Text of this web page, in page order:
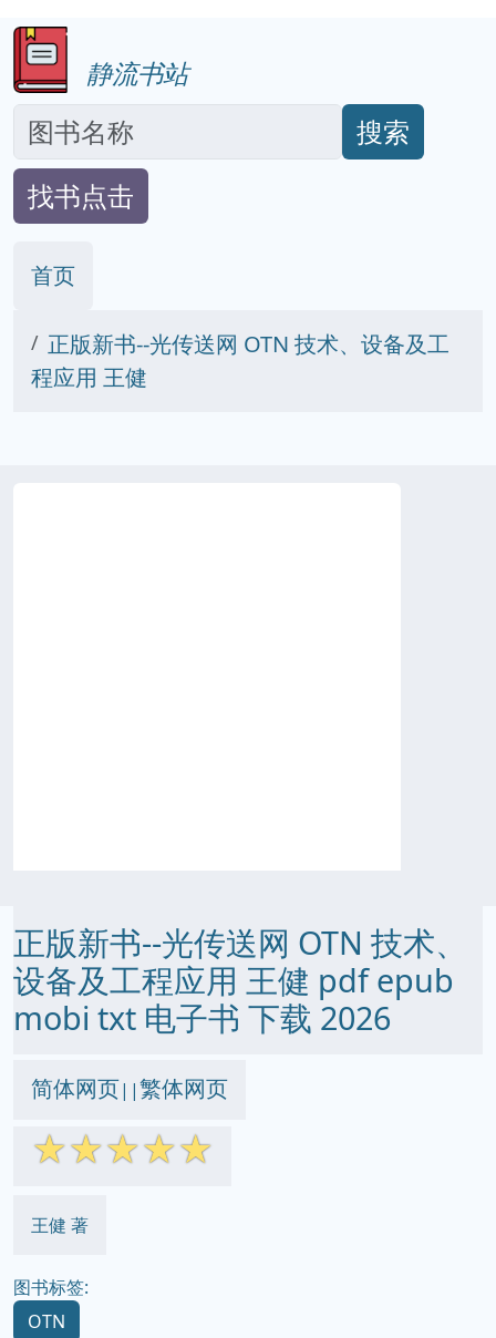
静流书站
搜索
找书点击
首页
正版新书--光传送网 OTN 技术、设备及工
程应用 王健
正版新书--光传送网 OTN 技术、
设备及工程应用 王健 pdf epub
mobi txt 电子书 下载 2026
简体网页||繁体网页
☆☆☆☆☆
王健 著
图书标签:
OTN